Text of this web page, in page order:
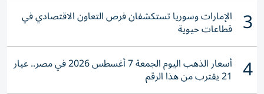
3 الإمارات وسوريا تستكشفان فرص التعاون الاقتصادي في
قطاعات حيوية
4 أسعار الذهب اليوم الجمعة 7 أغسطس 2026 في مصر.. عيار
21 يقترب من هذا الرقم